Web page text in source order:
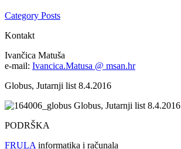
Category Posts
Kontakt
Ivančica Matuša
e-mail: Ivancica.Matusa @ msan.hr
Globus, Jutarnji list 8.4.2016
Globus, Jutarnji list 8.4.2016
PODRŠKA
FRULA informatika i računala